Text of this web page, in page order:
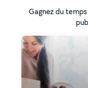
Gagnez du